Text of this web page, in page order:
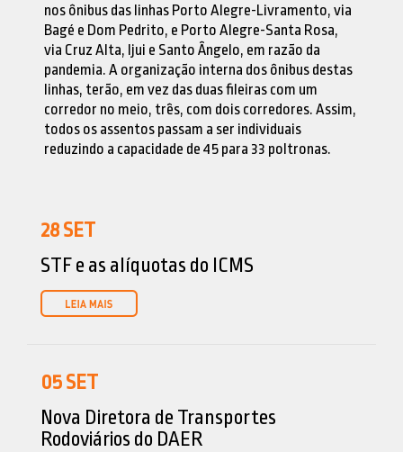
nos ônibus das linhas Porto Alegre-Livramento, via
Bagé e Dom Pedrito, e Porto Alegre-Santa Rosa,
via Cruz Alta, Ijui e Santo Ângelo, em razão da
pandemia. A organização interna dos ônibus destas
linhas, terão, em vez das duas fileiras com um
corredor no meio, três, com dois corredores. Assim,
todos os assentos passam a ser individuais
reduzindo a capacidade de 45 para 33 poltronas.
28SET
STF e as alíquotas do ICMS
05SET
Nova Diretora de Transportes
Rodoviários do DAER